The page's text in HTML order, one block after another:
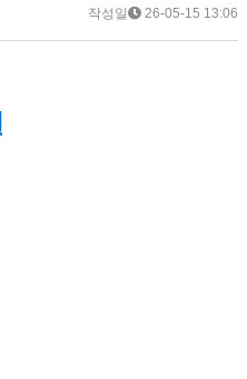
작성일 26-05-15 13:06